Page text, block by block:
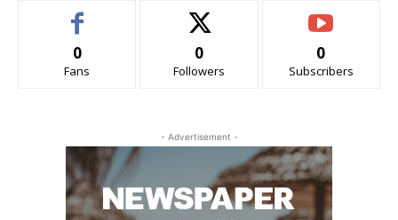
0
Fans
0
Followers
0
Subscribers
- Advertisement -